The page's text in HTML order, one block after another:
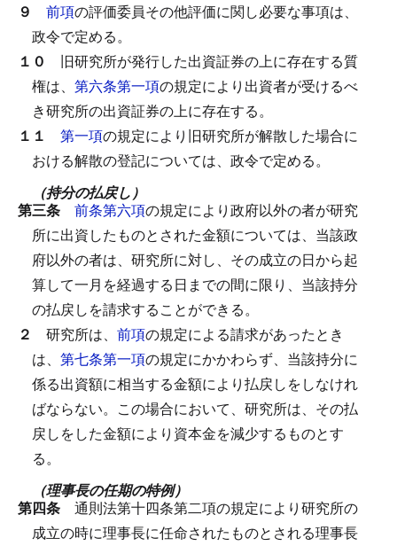
９ 前項の評価委員その他評価に関し必要な事項は、
政令で定める。
１０ 旧研究所が発行した出資証券の上に存在する質
権は、 第六条第一項の規定により出資者が受けるべ
き研究所の出資証券の上に存在する。
１１ 第一項の規定により旧研究所が解散した場合に
おける解散の登記については、政令で定める。
（持分の払戻し）
第三条 前条第六項の規定により政府以外の者が研究
所に出資したものとされた金額については、当該政
府以外の者は、研究所に対し、その成立の日から起
算して一月を経過する日までの間に限り、当該持分
の払戻しを請求することができる。
２ 研究所は、 前項の規定による請求があったとき
は、 第七条第一項の規定にかかわらず、当該持分に
係る出資額に相当する金額により払戻しをしなけれ
ばならない。 この場合において、研究所は、その払
戻しをした金額により資本金を減少するものとす
る。
（理事長の任期の特例）
第四条 通則法第十四条第二項の規定により研究所の
成立の時に理事長に任命されたものとされる理事長